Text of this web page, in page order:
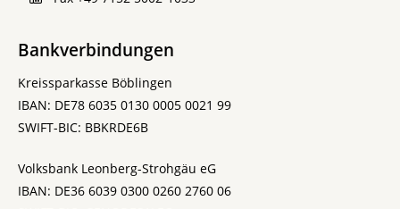
Bankverbindungen
Kreissparkasse Böblingen
IBAN: DE78 6035 0130 0005 0021 99
SWIFT-BIC: BBKRDE6B
Volksbank Leonberg-Strohgäu eG
IBAN: DE36 6039 0300 0260 2760 06